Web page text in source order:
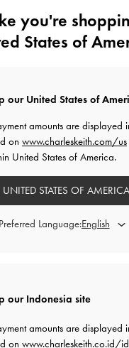
lihat?
Lihat Produk Serupa
SEPATU TAS
you're
States of
our Indonesia site
amounts are displayed
on www.charleskeith.co.id/id
our United States of
amounts are displayed
on www.charleskeith.com/us
United States of America.
STATES OF
Preferred Language: